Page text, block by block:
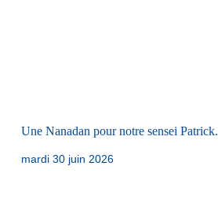
Une Nanadan pour notre sensei Patrick.
mardi 30 juin 2026